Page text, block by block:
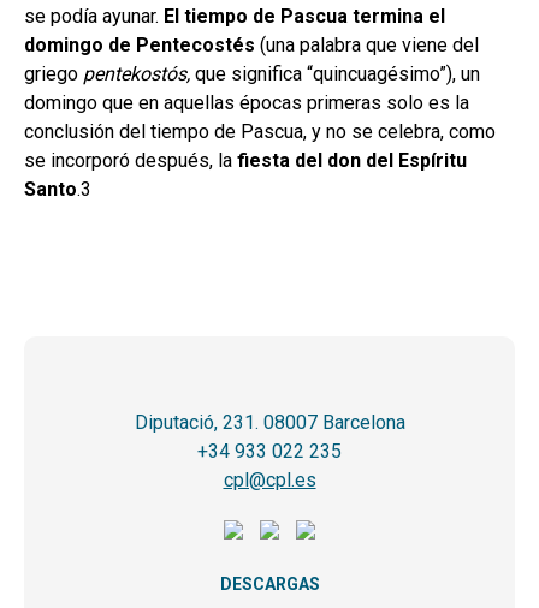
se podía ayunar. El tiempo de Pascua termina el
domingo de Pentecostés (una palabra que viene del
griego pentekostós, que significa “quincuagésimo”), un
domingo que en aquellas épocas primeras solo es la
conclusión del tiempo de Pascua, y no se celebra, como
se incorporó después, la fiesta del don del Espíritu
Santo.3
Diputació, 231. 08007 Barcelona
+34 933 022 235
cpl@cpl.es
DESCARGAS